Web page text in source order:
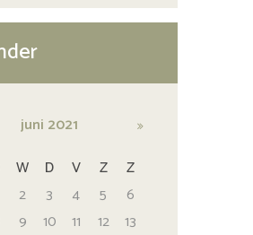
juni 2021
W D V Z
Z
2 3 4 5
6
9 10 11 12
13